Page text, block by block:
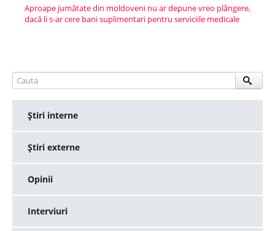
Aproape jumătate din moldoveni nu ar depune vreo plângere,
dacă li s-ar cere bani suplimentari pentru serviciile medicale
Ştiri interne
Ştiri externe
Opinii
Interviuri